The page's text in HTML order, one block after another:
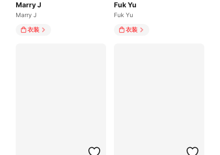
Marry J
Marry J
衣装
Fuk Yu
Fuk Yu
衣装